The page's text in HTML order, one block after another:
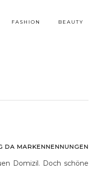
FASHION BEAUTY
DA MARKENNENNUNGEN
Domizil. Doch schöne